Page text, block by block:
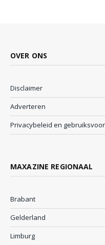
OVER ONS
Disclaimer
Adverteren
Privacybeleid en
MAXAZINE REGIONAAL
Brabant
Gelderland
Limburg